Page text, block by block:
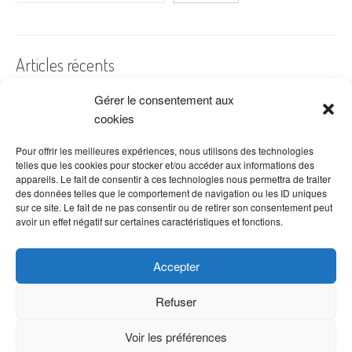
Gérer le consentement aux
cookies
Pour offrir les meilleures expériences, nous utilisons des technologies
telles que les cookies pour stocker et/ou accéder aux informations des
appareils. Le fait de consentir à ces technologies nous permettra de traiter
des données telles que le comportement de navigation ou les ID uniques
sur ce site. Le fait de ne pas consentir ou de retirer son consentement peut
avoir un effet négatif sur certaines caractéristiques et fonctions.
Accepter
Refuser
Voir les préférences
Articles récents
A quelles dates de l’année offre-t-on des fleurs ?
Les fleurs préférées des Français
Combien de fois arroser un cactus ?
Quelles fleurs offrir pour la fête des mères ?
Idées de décoration avec fleurs séchées